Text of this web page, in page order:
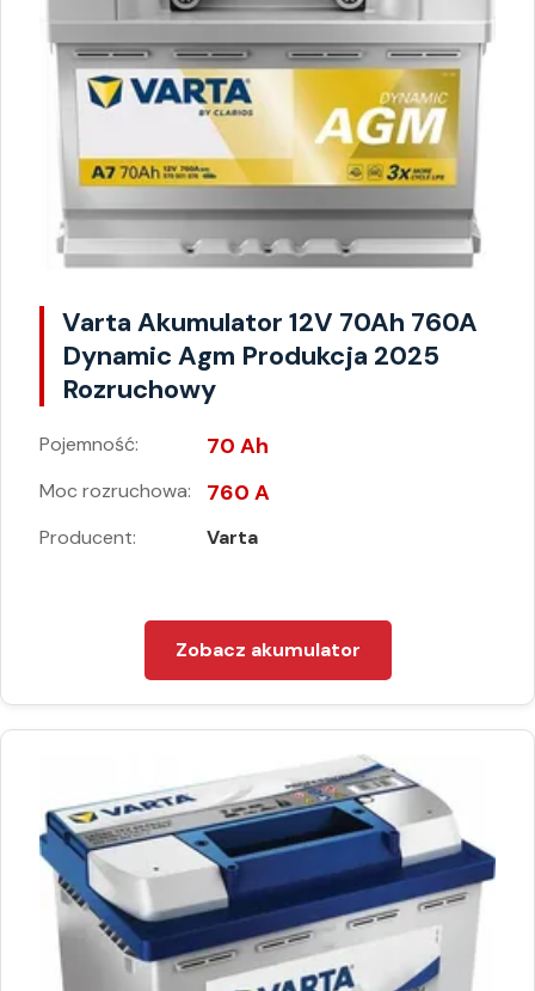
Varta Akumulator 12V 70Ah 760A
Dynamic Agm Produkcja 2025
Rozruchowy
Pojemność: 70 Ah
Moc rozruchowa: 760 A
Producent: Varta
Zobacz akumulator